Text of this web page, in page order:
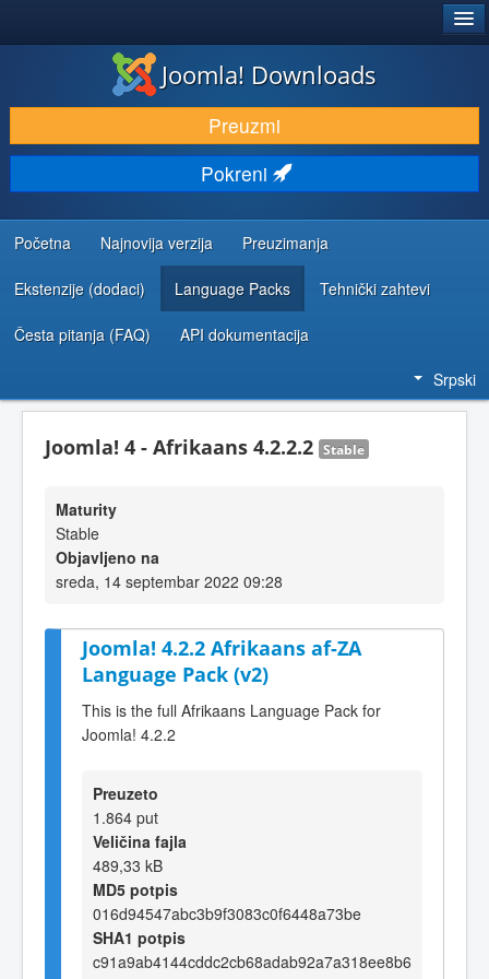
PREUZIMANJE I PROŠIRENJA (EKSTENZIJE)
OTKRIJTE I NAUČITE
ZAJEDNICA I PODRŠKA
RESURSI ZA RAZVOJ
Joomla! Downloads
Preuzmi
Pokreni
Početna Najnovija verzija Preuzimanja
Ekstenzije (dodaci) Language Packs Tehnički zahtevi
Česta pitanja (FAQ) API dokumentacija
Srpski
Joomla! 4 - Afrikaans 4.2.2.2 Stable
Maturity
Stable
Objavljeno na
sreda, 14 septembar 2022 09:28
Joomla! 4.2.2 Afrikaans af-ZA
Language Pack (v2)
This is the full Afrikaans Language Pack for
Joomla! 4.2.2
Preuzeto
1.864 put
Veličina fajla
489,33 kB
MD5 potpis
016d94547abc3b9f3083c0f6448a73be
SHA1 potpis
c91a9ab4144cddc2cb68adab92a7a318ee8b6